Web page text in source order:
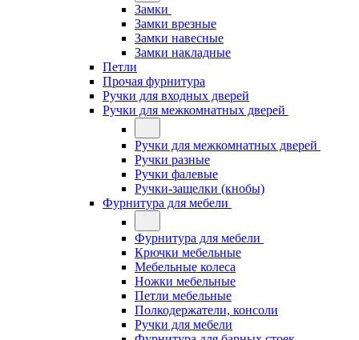
Замки
Замки врезные
Замки навесные
Замки накладные
Петли
Прочая фурнитура
Ручки для входных дверей
Ручки для межкомнатных дверей
Ручки для межкомнатных дверей
Ручки разные
Ручки фалевые
Ручки-защелки (кнобы)
Фурнитура для мебели
Фурнитура для мебели
Крючки мебельные
Мебельные колеса
Ножки мебельные
Петли мебельные
Полкодержатели, консоли
Ручки для мебели